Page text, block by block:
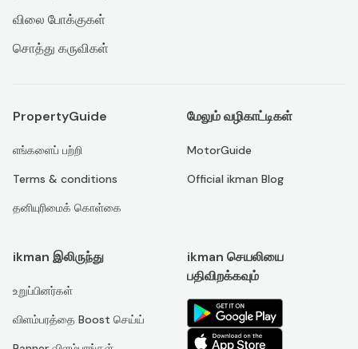
விலை போக்குகள்
சொத்து கருவிகள்
PropertyGuide
எங்களைப் பற்றி
Terms & conditions
தனியுரிமைக் கொள்கை
மேலும் வழிகாட்டிகள்
MotorGuide
Official ikman Blog
ikman இலிருந்து
உறுப்பினர்கள்
விளம்பரத்தை Boost செய்ய்
ikman செயலியை
பதிவிறக்கவும்